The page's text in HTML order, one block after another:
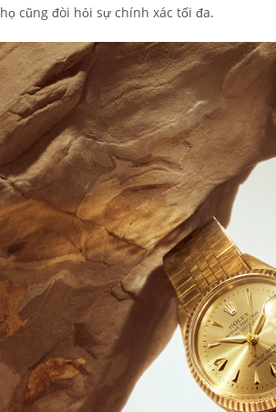
họ cũng đòi hỏi sự chính xác tối đa.